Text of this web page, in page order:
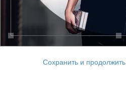
Сохранить и продолжить